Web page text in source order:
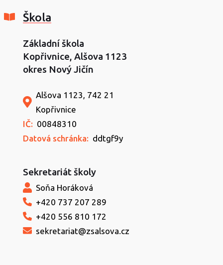
Škola
Základní škola
Kopřivnice, Alšova 1123
okres Nový Jičín
Alšova 1123, 742 21
Kopřivnice
IČ: 00848310
Datová schránka: ddtgf9y
Sekretariát školy
Soňa Horáková
+420 737 207 289
+420 556 810 172
sekretariat@zsalsova.cz